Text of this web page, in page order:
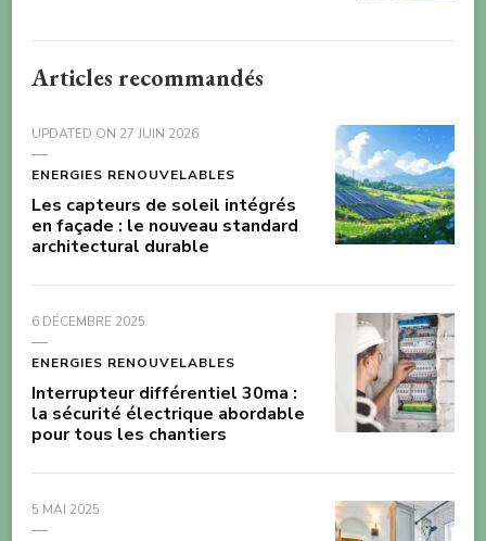
Articles recommandés
UPDATED ON 27 JUIN 2026
ENERGIES RENOUVELABLES
Les capteurs de soleil intégrés
en façade : le nouveau standard
architectural durable
6 DÉCEMBRE 2025
ENERGIES RENOUVELABLES
Interrupteur différentiel 30ma :
la sécurité électrique abordable
pour tous les chantiers
5 MAI 2025